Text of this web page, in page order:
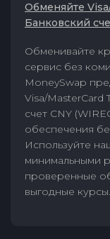
Обменяйте
Банковский
Обменивайте
сервис без
MoneySwap
Visa/MasterCard
счет CNY
обеспечения
Используйте
минимальными
проверенные
выгодные курсы.